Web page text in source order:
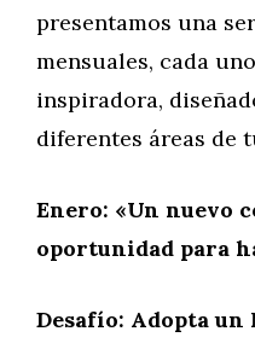
presentamos una
mensuales, cada
inspiradora,
diferentes áreas de
Enero: «Un nuevo
oportunidad para
Desafío: Adopta un